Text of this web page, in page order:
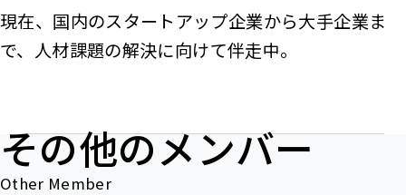
現在、国内のスタートアップ企業から大手企業ま
で、人材課題の解決に向けて伴走中。
その他のメンバー
Other Member